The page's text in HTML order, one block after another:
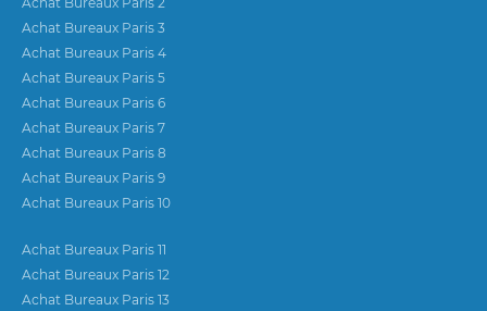
Achat Bureaux Paris 3
Achat Bureaux Paris 4
Achat Bureaux Paris 5
Achat Bureaux Paris 6
Achat Bureaux Paris 7
Achat Bureaux Paris 8
Achat Bureaux Paris 9
Achat Bureaux Paris 10
Achat Bureaux Paris 11
Achat Bureaux Paris 12
Achat Bureaux Paris 13